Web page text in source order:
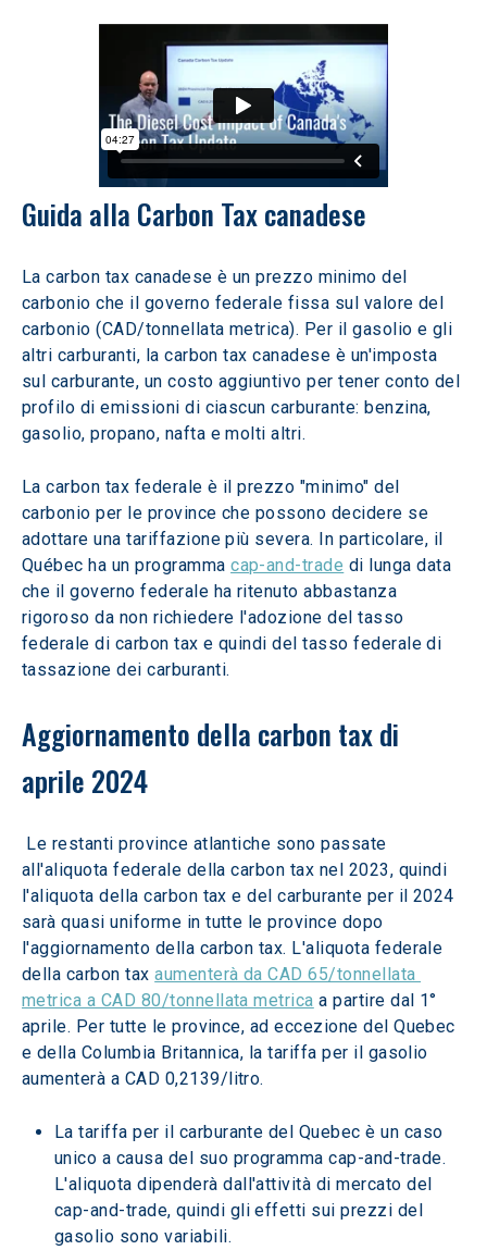
Guida alla Carbon Tax canadese
La carbon tax canadese è un prezzo minimo del
carbonio che il governo federale fissa sul valore del
carbonio (CAD/tonnellata metrica). Per il gasolio e gli
altri carburanti, la carbon tax canadese è un'imposta
sul carburante, un costo aggiuntivo per tener conto del
profilo di emissioni di ciascun carburante: benzina,
gasolio, propano, nafta e molti altri.
La carbon tax federale è il prezzo "minimo" del
carbonio per le province che possono decidere se
adottare una tariffazione più severa. In particolare, il
Québec ha un programma cap-and-trade di lunga data
che il governo federale ha ritenuto abbastanza
rigoroso da non richiedere l'adozione del tasso
federale di carbon tax e quindi del tasso federale di
tassazione dei carburanti.
Aggiornamento della carbon tax di
aprile 2024
all'aliquota federale della carbon tax nel 2023, quindi
l'aliquota della carbon tax e del carburante per il 2024
sarà quasi uniforme in tutte le province dopo
l'aggiornamento della carbon tax. L'aliquota federale
della carbon tax aumenterà da CAD 65/tonnellata
metrica a CAD 80/tonnellata metrica a partire dal 1°
aprile. Per tutte le province, ad eccezione del Quebec
e della Columbia Britannica, la tariffa per il gasolio
aumenterà a CAD 0,2139/litro.
La tariffa per il carburante del Quebec è un caso
unico a causa del suo programma cap-and-trade.
L'aliquota dipenderà dall'attività di mercato del
cap-and-trade, quindi gli effetti sui prezzi del
gasolio sono variabili.